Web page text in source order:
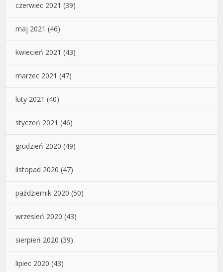
czerwiec 2021 (39)
maj 2021 (46)
kwiecień 2021 (43)
marzec 2021 (47)
luty 2021 (40)
styczeń 2021 (46)
grudzień 2020 (49)
listopad 2020 (47)
październik 2020 (50)
wrzesień 2020 (43)
sierpień 2020 (39)
lipiec 2020 (43)